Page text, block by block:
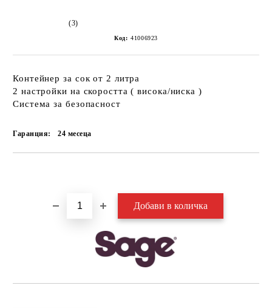
(3)
Код: 41006923
Контейнер за сок от 2 литра
2 настройки на скоростта ( висока/ниска )
Система за безопасност
Гаранция: 24 месеца